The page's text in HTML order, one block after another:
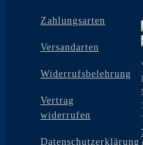
Zahlungsarten
Versandarten
Widerrufsbelehrung
Vertrag
widerrufen
Datenschutzerklärung